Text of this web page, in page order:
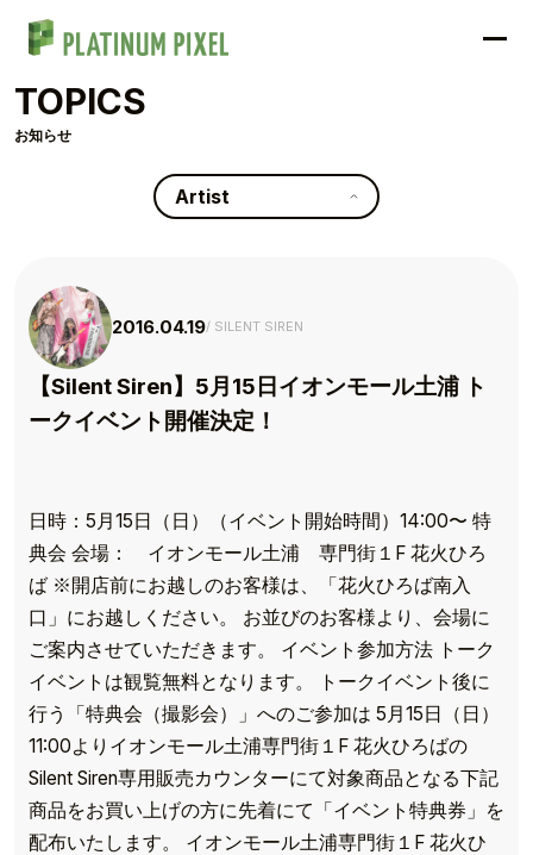
TOPICS
お知らせ
Artist
2016.04.19 SILENT SIREN
【Silent Siren】5月15日イオンモール土浦 ト
ークイベント開催決定！
日時：5月15日（日）（イベント開始時間）14:00〜 特
典会 会場： イオンモール土浦 専門街１F 花火ひろ
ば ※開店前にお越しのお客様は、「花火ひろば南入
口」にお越しください。 お並びのお客様より、会場に
ご案内させていただきます。 イベント参加方法 トーク
イベントは観覧無料となります。 トークイベント後に
行う「特典会（撮影会）」へのご参加は 5月15日（日）
11:00よりイオンモール土浦専門街１F 花火ひろばの
Silent Siren専用販売カウンターにて対象商品となる下記
商品をお買い上げの方に先着にて「イベント特典券」を
配布いたします。 イオンモール土浦専門街１F 花火ひ